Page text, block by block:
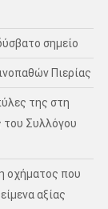
σημείο
Πιερίας
της στη
του Συλλόγου
οχήματος που
αξίας